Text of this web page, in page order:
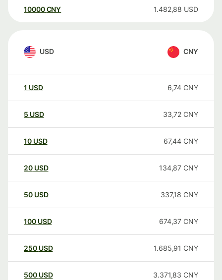
10000 CNY 1.482,88 USD
USD CNY
1 USD 6,74 CNY
5 USD 33,72 CNY
10 USD 67,44 CNY
20 USD 134,87 CNY
50 USD 337,18 CNY
100 USD 674,37 CNY
250 USD 1.685,91 CNY
500 USD 3.371,83 CNY